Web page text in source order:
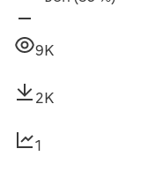
9K
2K
1